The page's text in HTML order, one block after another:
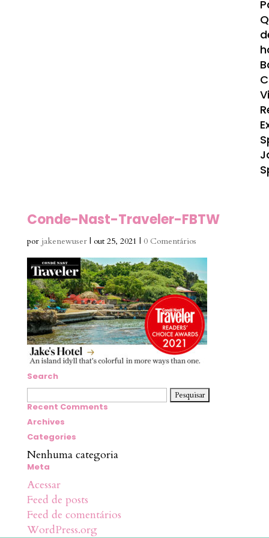
Conde-Nast-Traveler-FBTW
por jakenewuser| out 25, 2021 | 0 Comentários
Search
Pesquisar
por:
Recent Comments
Archives
Categories
Nenhuma categoria
Meta
Acessar
Feed de posts
Feed de comentários
WordPress.org